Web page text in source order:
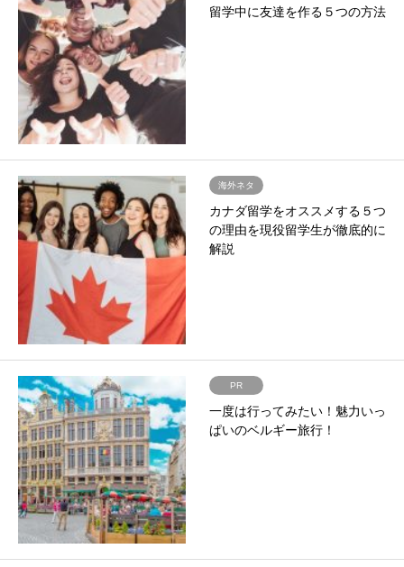
留学中に友達を作る５つの方法
海外ネタ
カナダ留学をオススメする５つ
の理由を現役留学生が徹底的に
解説
PR
一度は行ってみたい！魅力いっ
ぱいのベルギー旅行！